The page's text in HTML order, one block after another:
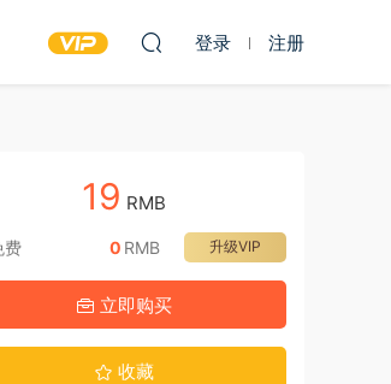
登录 注册
19 RMB
费 升级VIP
0 RMB
立即购买
收藏